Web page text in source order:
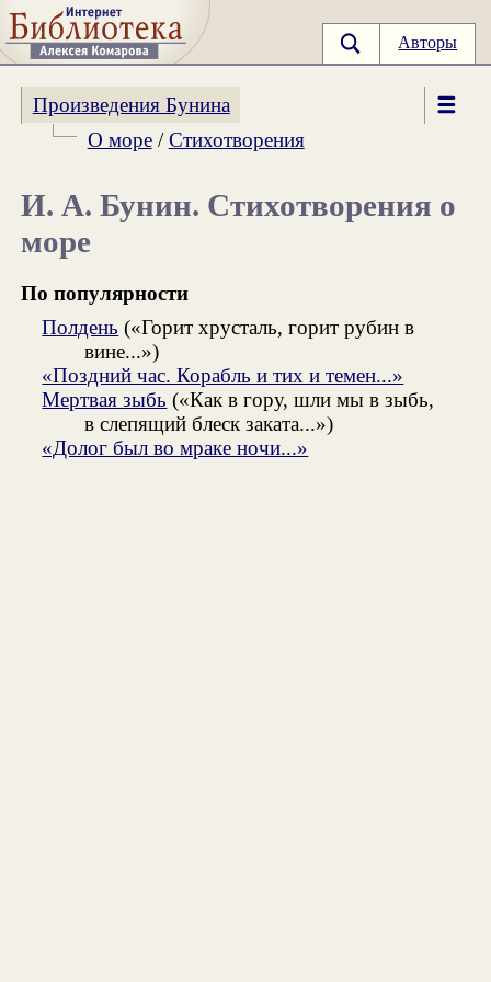
Авторы
Произведения Бунина
О море/Стихотворения
И. А. Бунин. Стихотворения о
море
По популярности
Полдень («Горит хрусталь, горит рубин в
вине...»)
«Поздний час. Корабль и тих и темен...»
Мертвая зыбь («Как в гору, шли мы в зыбь,
в слепящий блеск заката...»)
«Долог был во мраке ночи...»